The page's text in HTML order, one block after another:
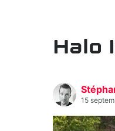
Halo
15